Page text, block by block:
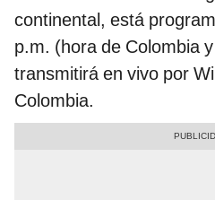
continental, está
p.m. (hora de Colombia
transmitirá en vivo por
Colombia.